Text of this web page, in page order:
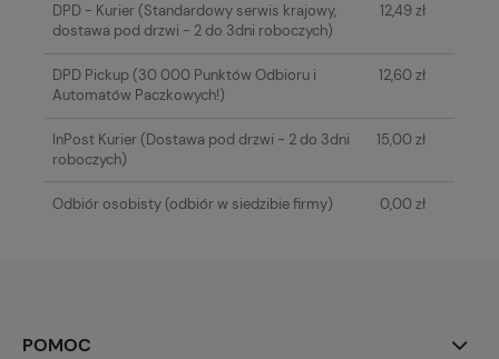
DPD - Kurier(Standardowy serwis krajowy,
dostawa pod drzwi - 2 do 3dni roboczych)
12,49 zł
DPD Pickup(30 000 Punktów Odbioru i
Automatów Paczkowych!)
12,60 zł
InPost Kurier(Dostawa pod drzwi - 2 do 3dni
roboczych)
15,00 zł
Odbiór osobisty(odbiór w siedzibie firmy) 0,00 zł
POMOC